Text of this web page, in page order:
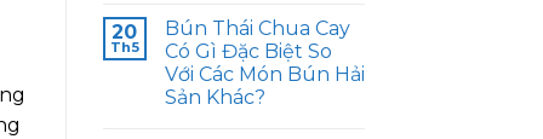
20
Th5
Bún Thái Chua Cay
Có Gì Đặc Biệt So
Với Các Món Bún Hải
Sản Khác?